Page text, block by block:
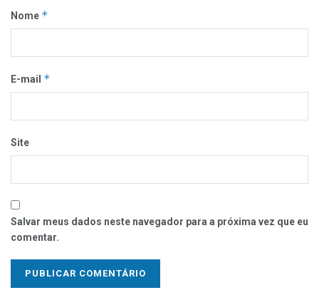
Nome *
E-mail *
Site
Salvar meus dados neste navegador para a próxima vez que eu
comentar.